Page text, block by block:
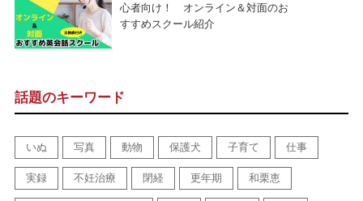
心者向け！ オンライン＆対面のお
すすめスクール紹介
話題のキーワード
いぬ 写真 動物 保護犬 子育て 仕事
実録 不妊治療 閉経 更年期 和栗恵